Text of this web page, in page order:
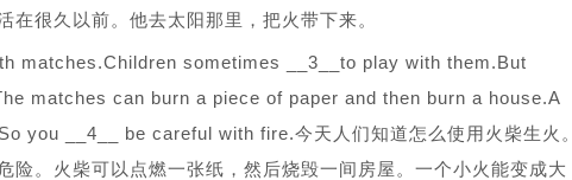
很久以前。他去太阳那里，把火带下来。
matches.Children sometimes __3__to play with them.But
matches can burn a piece of paper and then burn a house.A
you __4__ be careful with fire.今天人们知道怎么使用火柴生火。
险。火柴可以点燃一张纸，然后烧毁一间房屋。一个小火能变成大